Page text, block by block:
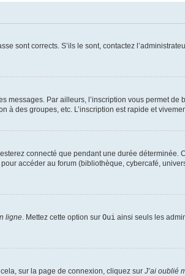
sont corrects. S’ils le sont, contactez
Par ailleurs, l’inscription vous permet
à des groupes, etc. L’inscription est rapide et
connecté que pendant une durée déterminée.
accéder au forum (bibliothèque, cybercafé,
ligne . Mettez cette option sur Oui ainsi seuls les
sur la page de connexion, cliquez sur J’ai oublié